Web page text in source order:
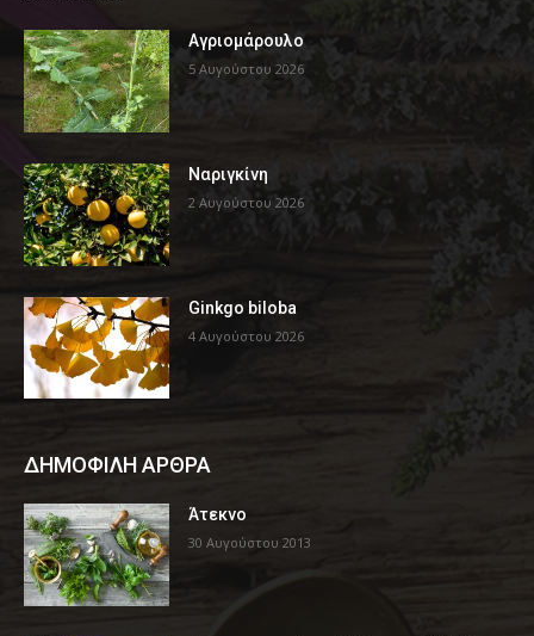
Αγριομάρουλο
5 Αυγούστου 2026
Ναριγκίνη
2 Αυγούστου 2026
Ginkgo biloba
4 Αυγούστου 2026
ΔΗΜΟΦΙΛΗ ΑΡΘΡΑ
Άτεκνο
30 Αυγούστου 2013